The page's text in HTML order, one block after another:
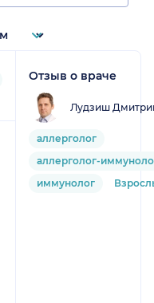
Отзыв о враче
Лудзиш
аллерголог
аллерголог-
иммунолог